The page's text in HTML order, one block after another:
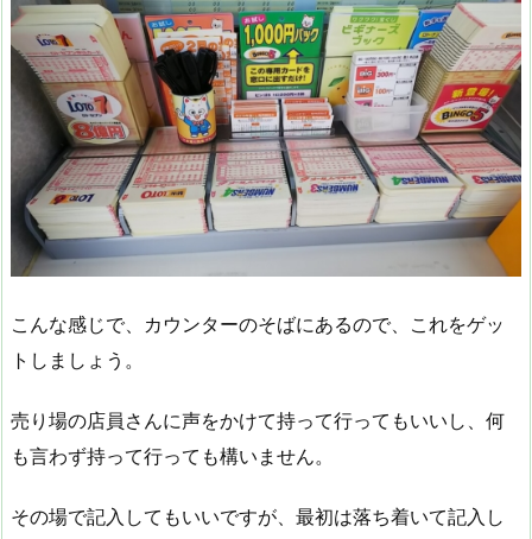
こんな感じで、カウンターのそばにあるので、これをゲッ
トしましょう。
売り場の店員さんに声をかけて持って行ってもいいし、何
も言わず持って行っても構いません。
その場で記入してもいいですが、最初は落ち着いて記入し